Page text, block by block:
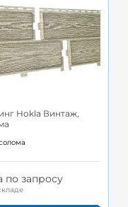
Hokla Винтаж,
по запросу